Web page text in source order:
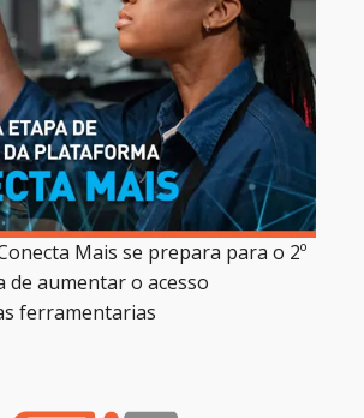
Mais se prepara para o 2º
de aumentar o acesso
ferramentarias